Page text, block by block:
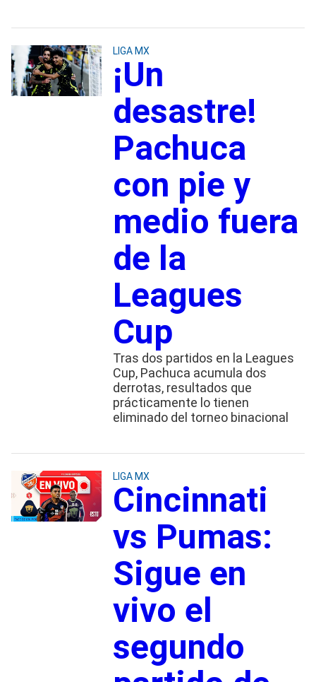
LIGA MX
¡Un
desastre!
Pachuca
con pie y
medio fuera
de la
Leagues
Cup
Tras dos partidos en la Leagues
Cup, Pachuca acumula dos
derrotas, resultados que
prácticamente lo tienen
eliminado del torneo binacional
LIGA MX
Cincinnati
vs Pumas:
Sigue en
vivo el
segundo